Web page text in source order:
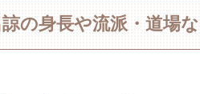
の身長や流派・道場